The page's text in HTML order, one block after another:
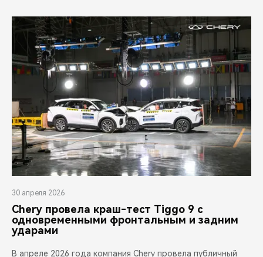
30 апреля 2026
Chery провела краш-тест Tiggo 9 с
одновременными фронтальным и задним
ударами
В апреле 2026 года компания Chery провела публичный